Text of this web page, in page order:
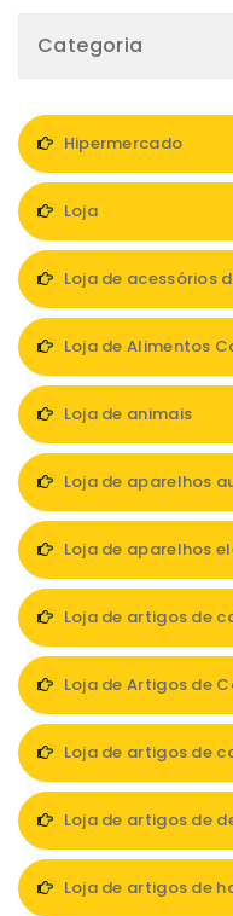
Categoria
Hipermercado
Loja
Loja de acessórios
Loja de Alimentos
Loja de animais
Loja de aparelhos
Loja de aparelhos
Loja de artigos de
Loja de Artigos de
Loja de artigos de
Loja de artigos de
Loja de artigos de